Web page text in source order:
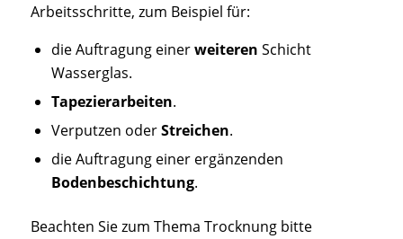
Arbeitsschritte, zum Beispiel für:
die Auftragung einerweiteren Schicht
Wasserglas.
Tapezierarbeiten.
Verputzen oderStreichen.
die Auftragung einer ergänzenden
Bodenbeschichtung.
Beachten Sie zum Thema Trocknung bitte